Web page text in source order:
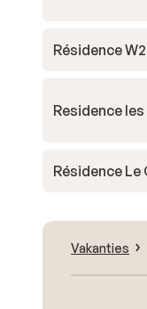
Résidence
Residence
Résidence
Vakanties